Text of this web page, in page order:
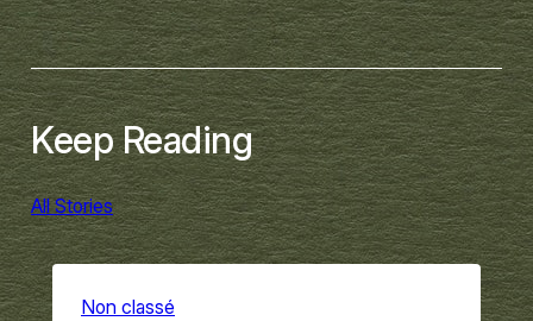
Keep Reading
All Stories
Non classé